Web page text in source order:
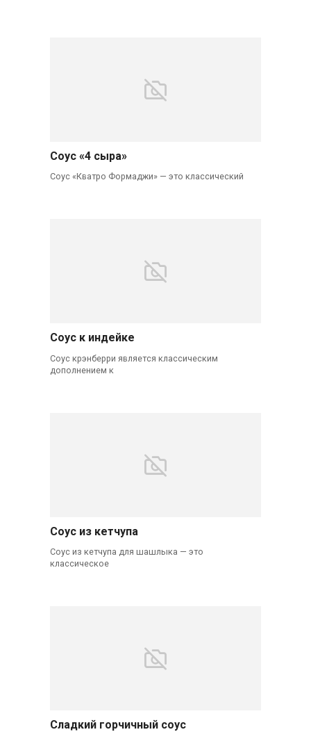
Соус «4 сыра»
Соус «Кватро Формаджи» — это классический
Соус к индейке
Соус крэнберри является классическим
дополнением к
Соус из кетчупа
Соус из кетчупа для шашлыка — это
классическое
Сладкий горчичный соус